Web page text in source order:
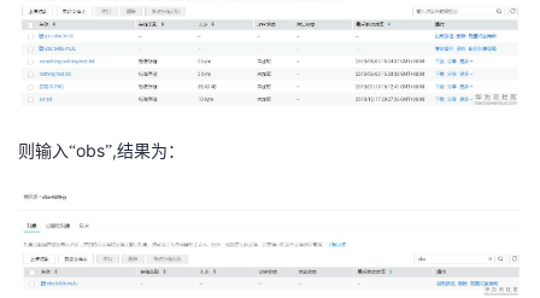
堂
我
程
认
的
我
我
的
支
我
声
则输入“obs”,结果为：